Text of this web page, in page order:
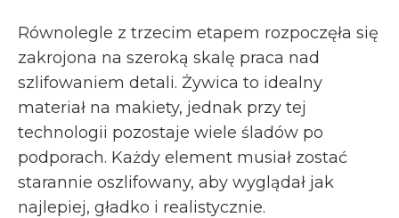
Równolegle z trzecim etapem rozpoczęła się
zakrojona na szeroką skalę praca nad
szlifowaniem detali. Żywica to idealny
materiał na makiety, jednak przy tej
technologii pozostaje wiele śladów po
podporach. Każdy element musiał zostać
starannie oszlifowany, aby wyglądał jak
najlepiej, gładko i realistycznie.